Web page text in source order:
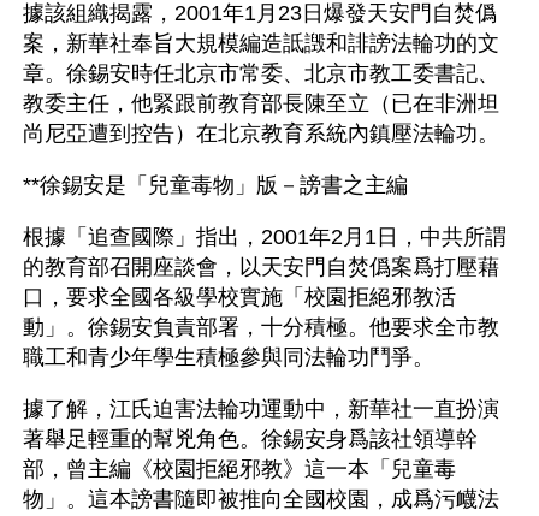
據該組織揭露，2001年1月23日爆發天安門自焚僞
案，新華社奉旨大規模編造詆譭和誹謗法輪功的文
章。徐錫安時任北京市常委、北京市教工委書記、
教委主任，他緊跟前教育部長陳至立（已在非洲坦
尚尼亞遭到控告）在北京教育系統內鎮壓法輪功。
**徐錫安是「兒童毒物」版－謗書之主編
根據「追查國際」指出，2001年2月1日，中共所謂
的教育部召開座談會，以天安門自焚僞案爲打壓藉
口，要求全國各級學校實施「校園拒絕邪教活
動」。徐錫安負責部署，十分積極。他要求全市教
職工和青少年學生積極參與同法輪功鬥爭。
據了解，江氏迫害法輪功運動中，新華社一直扮演
著舉足輕重的幫兇角色。徐錫安身爲該社領導幹
部，曾主編《校園拒絕邪教》這一本「兒童毒
物」。這本謗書隨即被推向全國校園，成爲污衊法